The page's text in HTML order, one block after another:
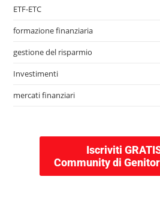
ETF-ETC
formazione finanziaria
gestione del risparmio
Investimenti
mercati finanziari
Iscriviti
Community di